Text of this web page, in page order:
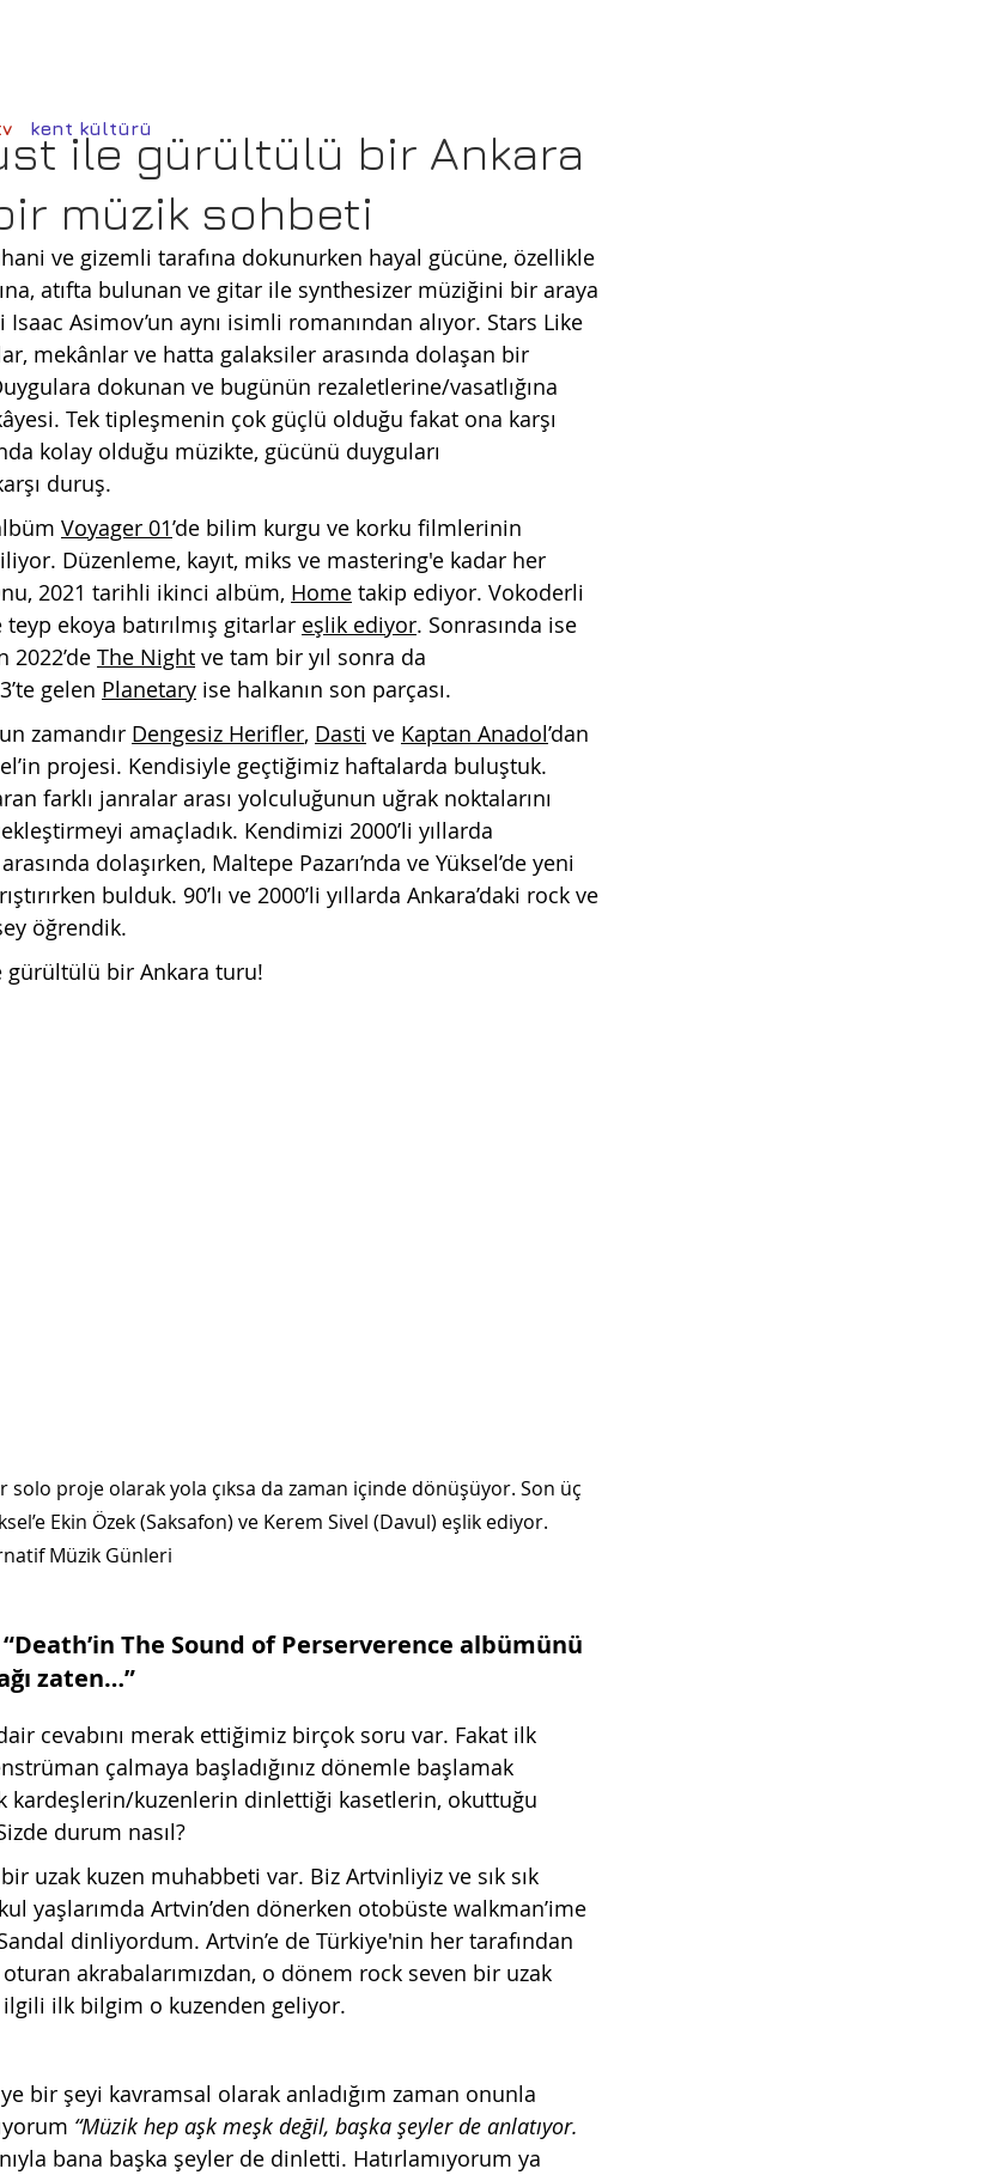
ile gürültülü bir Ankara
müzik sohbeti
ve gizemli tarafına dokunurken hayal gücüne, özellikle
atıfta bulunan ve gitar ile synthesizer müziğini bir araya
Asimov’un aynı isimli romanından alıyor. Stars Like
mekânlar ve hatta galaksiler arasında dolaşan bir
dokunan ve bugünün rezaletlerine/vasatlığına
Tek tipleşmenin çok güçlü olduğu fakat ona karşı
kolay olduğu müzikte, gücünü duyguları
duruş.
Voyager 01’de bilim kurgu ve korku filmlerinin
Düzenleme, kayıt, miks ve mastering'e kadar her
2021 tarihli ikinci albüm, Home takip ediyor. Vokoderli
ekoya batırılmış gitarlar eşlik ediyor. Sonrasında ise
2022’de The Night ve tam bir yıl sonra da
gelen Planetary ise halkanın son parçası.
zamandır Dengesiz Herifler, Dasti ve Kaptan Anadol’dan
projesi. Kendisiyle geçtiğimiz haftalarda buluştuk.
farklı janralar arası yolculuğunun uğrak noktalarını
amaçladık. Kendimizi 2000’li yıllarda
dolaşırken, Maltepe Pazarı’nda ve Yüksel’de yeni
bulduk. 90’lı ve 2000’li yıllarda Ankara’daki rock ve
öğrendik.
bir Ankara turu!
solo proje olarak yola çıksa da zaman içinde dönüşüyor. Son üç
Ekin Özek (Saksafon) ve Kerem Sivel (Davul) eşlik ediyor.
Müzik Günleri
The Sound of Perserverence albümünü
zaten…”
cevabını merak ettiğimiz birçok soru var. Fakat ilk
çalmaya başladığınız dönemle başlamak
kardeşlerin/kuzenlerin dinlettiği kasetlerin, okuttuğu
durum nasıl?
uzak kuzen muhabbeti var. Biz Artvinliyiz ve sık sık
yaşlarımda Artvin’den dönerken otobüste walkman’ime
dinliyordum. Artvin’e de Türkiye'nin her tarafından
akrabalarımızdan, o dönem rock seven bir uzak
ilk bilgim o kuzenden geliyor.
bir şeyi kavramsal olarak anladığım zaman onunla
“Müzik hep aşk meşk değil, başka şeyler de anlatıyor.
bana başka şeyler de dinletti. Hatırlamıyorum ya
kent kültürü